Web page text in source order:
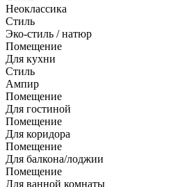
Неоклассика
Стиль
Эко-стиль / натюр
Помещение
Для кухни
Стиль
Ампир
Помещение
Для гостиной
Помещение
Для коридора
Помещение
Для балкона/лоджии
Помещение
Для ванной комнаты